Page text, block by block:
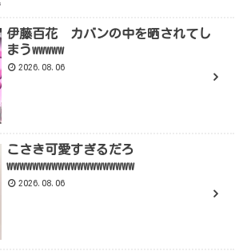
伊藤百花 カバンの中を晒されてし
まうwwwww
2026.08.06
こさき可愛すぎるだろ
wwwwwwwwwwwwwwwwwwww
2026.08.06